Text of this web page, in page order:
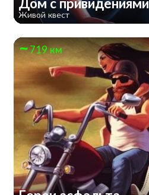
Дом с привидениями
Живой квест
719 км